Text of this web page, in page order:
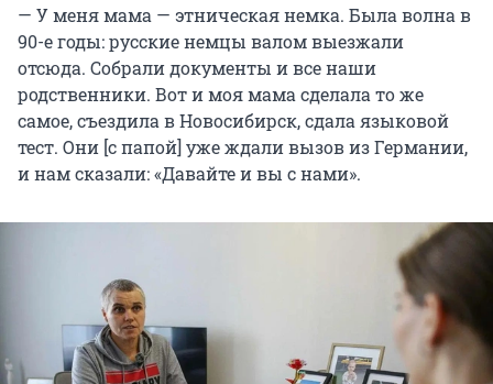
— У меня мама — этническая немка. Была волна в
90-е годы: русские немцы валом выезжали
отсюда. Собрали документы и все наши
родственники. Вот и моя мама сделала то же
самое, съездила в Новосибирск, сдала языковой
тест. Они [с папой] уже ждали вызов из Германии,
и нам сказали: «Давайте и вы с нами».